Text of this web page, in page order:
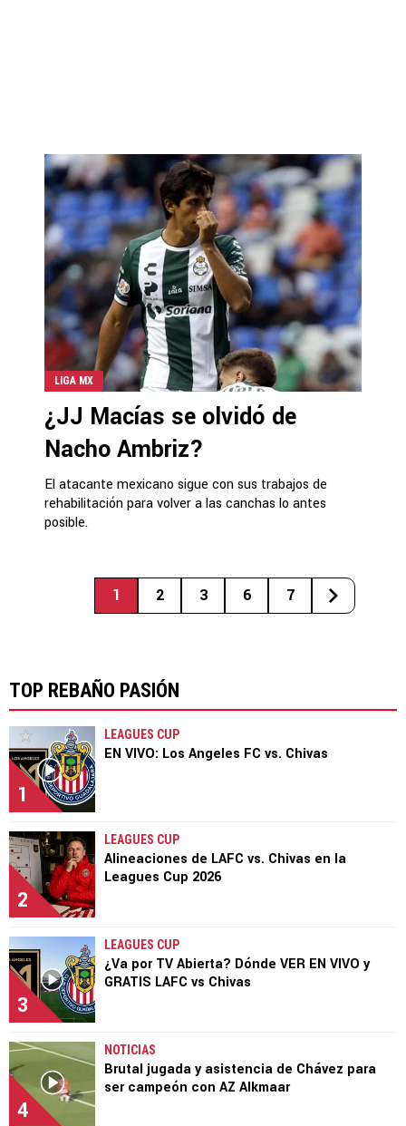
LIGA MX
¿JJ Macías se olvidó de
Nacho Ambriz?
El atacante mexicano sigue con sus trabajos de
rehabilitación para volver a las canchas lo antes
posible.
1 2 3 6 7
TOP REBAÑO PASIÓN
1
LEAGUES CUP
EN VIVO: Los Angeles FC vs. Chivas
2
LEAGUES CUP
Alineaciones de LAFC vs. Chivas en la
Leagues Cup 2026
3
LEAGUES CUP
¿Va por TV Abierta? Dónde VER EN VIVO y
GRATIS LAFC vs Chivas
4
NOTICIAS
Brutal jugada y asistencia de Chávez para
ser campeón con AZ Alkmaar